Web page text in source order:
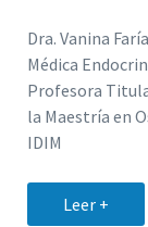
Dra. Vanina
Médica
Profesora
la Maestría en
IDIM
Leer +